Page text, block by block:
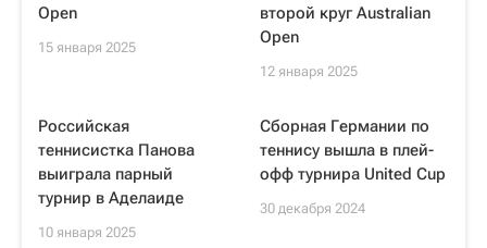
Open
15 января 2025
второй круг Australian
Open
12 января 2025
Российская
теннисистка Панова
выиграла парный
турнир в Аделаиде
10 января 2025
Сборная Германии по
теннису вышла в плей-
офф турнира United Cup
30 декабря 2024